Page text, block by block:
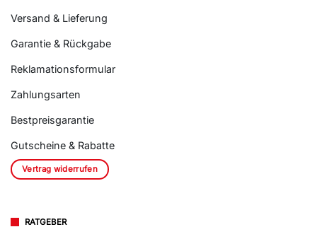
Versand & Lieferung
Garantie & Rückgabe
Reklamationsformular
Zahlungsarten
Bestpreisgarantie
Gutscheine & Rabatte
Vertrag widerrufen
RATGEBER